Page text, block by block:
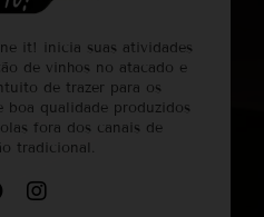
it! inicia suas atividades
de vinhos no atacado e
de trazer para os
boa qualidade produzidos
fora dos canais de
tradicional.